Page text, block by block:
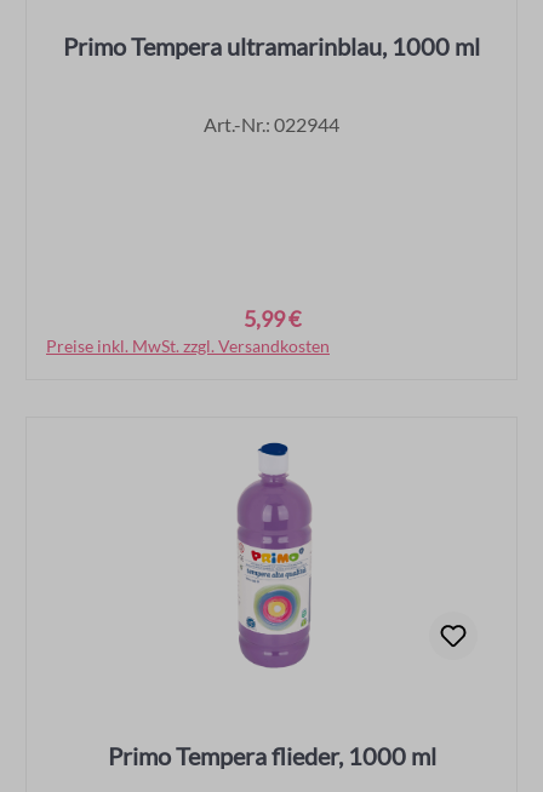
Primo Tempera ultramarinblau, 1000 ml
Art.-Nr.: 022944
5,99 €
Preise inkl. MwSt. zzgl. Versandkosten
In den Warenkorb
Primo Tempera flieder, 1000 ml